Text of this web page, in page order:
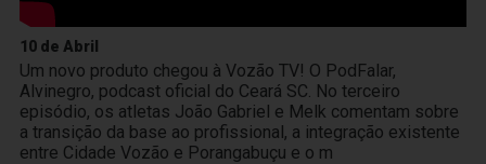
10 de Abril
Um novo produto chegou à Vozão TV! O PodFalar,
Alvinegro, podcast oficial do Ceará SC. No terceiro
episódio, os atletas João Gabriel e Melk comentam sobre
a transição da base ao profissional, a integração existente
entre Cidade Vozão e Porangabuçu e o m